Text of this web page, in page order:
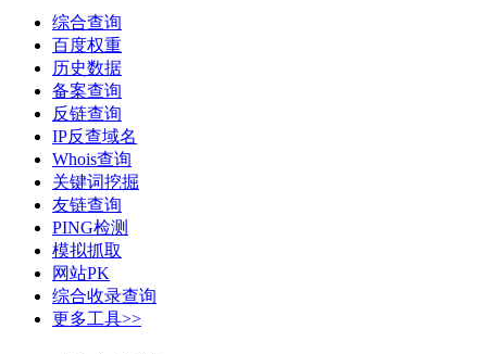
综合查询
百度权重
历史数据
备案查询
反链查询
IP反查域名
Whois查询
关键词挖掘
友链查询
PING检测
模拟抓取
网站PK
综合收录查询
更多工具>>